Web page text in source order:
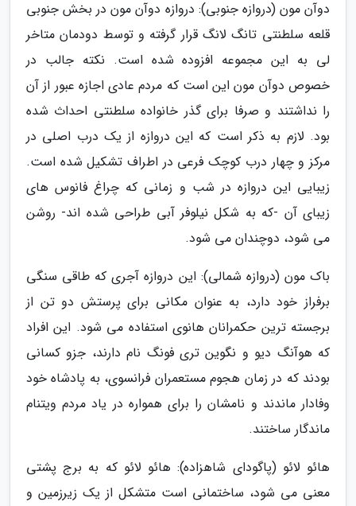
دوآن مون (دروازه جنوبی): دروازه دوآن مون در بخش جنوبی
قلعه سلطنتی تانگ لانگ قرار گرفته و توسط دودمان متاخر
لی به این مجموعه افزوده شده است. نکته جالب در
خصوص دوآن مون این است که مردم عادی اجازه عبور از آن
را نداشتند و صرفا برای گذر خانواده سلطنتی احداث شده
بود. لازم به ذکر است که این دروازه از یک درب اصلی در
مرکز و چهار درب کوچک فرعی در اطراف تشکیل شده است.
زیبایی این دروازه در شب و زمانی که چراغ فانوس های
زیبای آن -که به شکل نیلوفر آبی طراحی شده اند- روشن
می شود، دوچندان می شود.
باک مون (دروازه شمالی): این دروازه آجری که طاقی سنگی
برفراز خود دارد، به عنوان مکانی برای پرستش دو تن از
برجسته ترین حکمرانان هانوی استفاده می شود. این افراد
که هوآنگ دیو و نگوین تری فونگ نام دارند، جزو کسانی
بودند که در زمان هجوم مستعمران فرانسوی، به پادشاه خود
وفادار ماندند و نامشان را برای همواره در یاد مردم ویتنام
ماندگار ساختند.
هائو لائو (پاگودای شاهزاده): هائو لائو که به برج پشتی
معنی می شود، ساختمانی است متشکل از یک زیرزمین و